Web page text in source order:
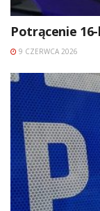
Potrącenie
9 CZERWCA 2026